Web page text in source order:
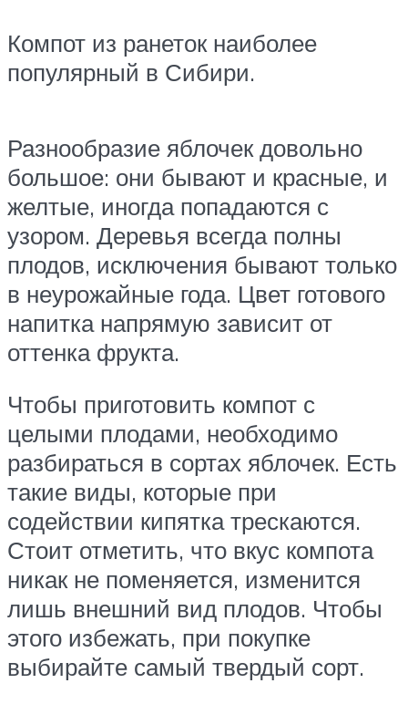
Компот из ранеток наиболее
популярный в Сибири.
Разнообразие яблочек довольно
большое: они бывают и красные, и
желтые, иногда попадаются с
узором. Деревья всегда полны
плодов, исключения бывают только
в неурожайные года. Цвет готового
напитка напрямую зависит от
оттенка фрукта.
Чтобы приготовить компот с
целыми плодами, необходимо
разбираться в сортах яблочек. Есть
такие виды, которые при
содействии кипятка трескаются.
Стоит отметить, что вкус компота
никак не поменяется, изменится
лишь внешний вид плодов. Чтобы
этого избежать, при покупке
выбирайте самый твердый сорт.